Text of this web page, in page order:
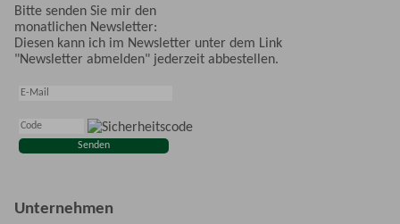
Bitte senden Sie mir den
monatlichen Newsletter:
Diesen kann ich im Newsletter unter dem Link
"Newsletter abmelden" jederzeit abbestellen.
Unternehmen